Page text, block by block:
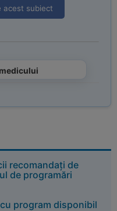
acest subiect
recomandați de
de programări
program disponibil